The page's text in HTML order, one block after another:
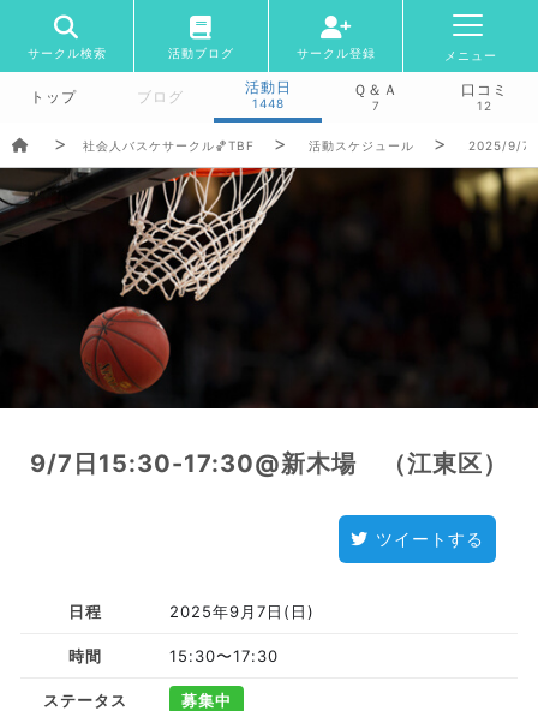
サークル検索 活動ブログ サークル登録 メニュー
トップ ブログ
活動日
1448
Ｑ＆Ａ
7
口コミ
12
社会人バスケサークル🏀TBF 活動スケジュール 2025/9/7(
9/7日15:30-17:30@新木場 （江東区）
ツイートする
日程 2025年9月7日(日)
時間 15:30〜17:30
ステータス 募集中